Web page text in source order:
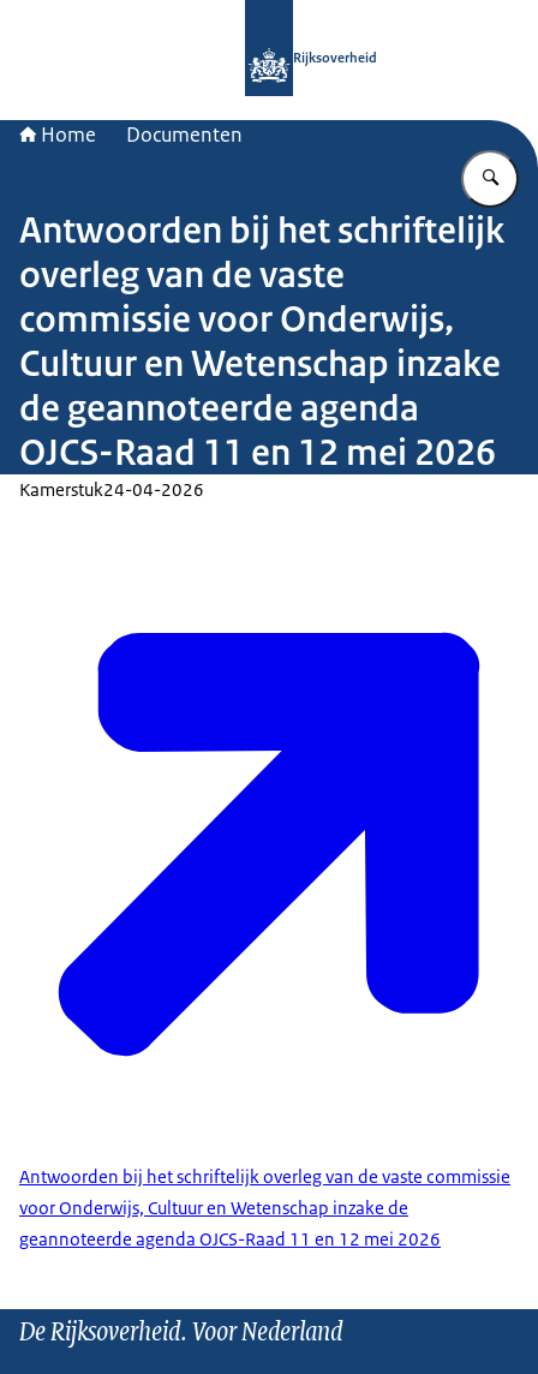
Rijksoverheid
Home Documenten
Antwoorden bij het schriftelijk
overleg van de vaste
commissie voor Onderwijs,
Cultuur en Wetenschap inzake
de geannoteerde agenda
OJCS-Raad 11 en 12 mei 2026
Kamerstuk24-04-2026
Antwoorden bij het schriftelijk overleg van de vaste commissie
voor Onderwijs, Cultuur en Wetenschap inzake de
geannoteerde agenda OJCS-Raad 11 en 12 mei 2026
De Rijksoverheid. Voor Nederland